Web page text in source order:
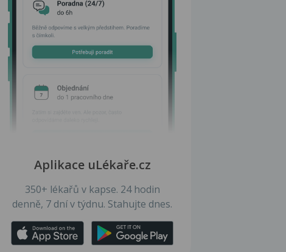
Aplikace uLékaře.cz
350+ lékařů v kapse. 24 hodin
denně, 7 dní v týdnu. Stahujte dnes.